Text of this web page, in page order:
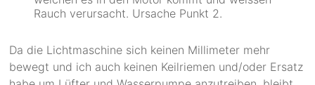
Rauch verursacht. Ursache Punkt 2.
Da die Lichtmaschine sich keinen Millimeter mehr
bewegt und ich auch keinen Keilriemen und/oder Ersatz